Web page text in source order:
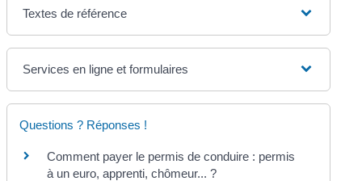
Textes de référence
Services en ligne et formulaires
Questions ? Réponses !
Comment payer le permis de conduire : permis
à un euro, apprenti, chômeur... ?